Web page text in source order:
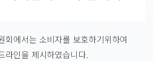
회에서는 소비자를 보호하기위하여
라인을 제시하였습니다.